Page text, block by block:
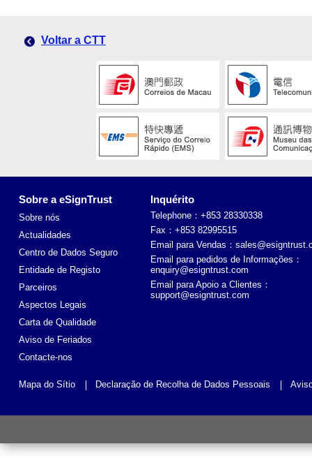
Voltar a CTT
Sobre a eSignTrust
Sobre nós
Actualidades
Centro de Dados Seguro
Entidade de Registo
Parceiros
Aspectos Legais
Carta de Qualidade
Aviso de Feriados
Contacte-nos
Inquérito
Telephone：+853 28330338
Fax：+853 82995515
Email para Vendas：
Email para pedidos de Informações：
enquiry@esigntrust.com
Email para Apoio a Clientes：
support@esigntrust.com
Mapa do Sítio Declaração de Recolha de Dados Pessoais